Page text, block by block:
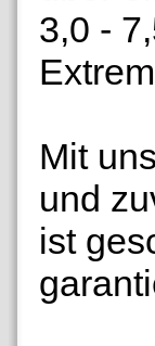
3,0 -
Mit
und
ist